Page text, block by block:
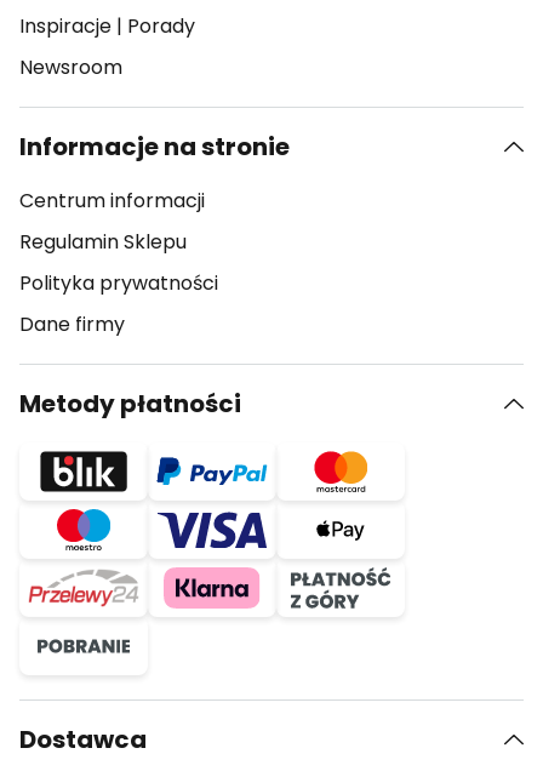
Inspiracje | Porady
Newsroom
Informacje na stronie
Centrum informacji
Regulamin Sklepu
Polityka prywatności
Dane firmy
Metody płatności
Dostawca